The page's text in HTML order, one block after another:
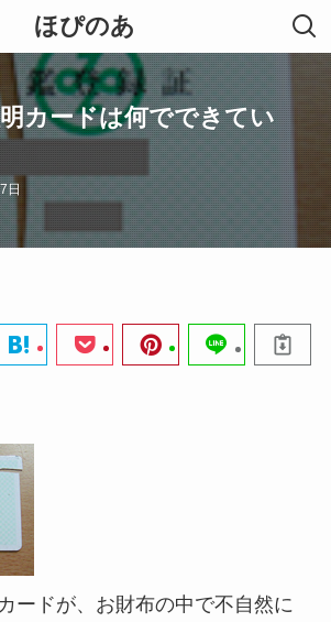
ほぴのあ
カードは何でできてい
日
ードが、お財布の中で不自然に